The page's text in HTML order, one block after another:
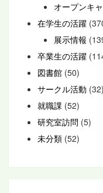
オープンキ
在学生の活躍
展示情報
卒業生の活躍
図書館 (50)
サークル活動 (32)
就職課 (52)
研究室訪問 (5)
未分類 (52)